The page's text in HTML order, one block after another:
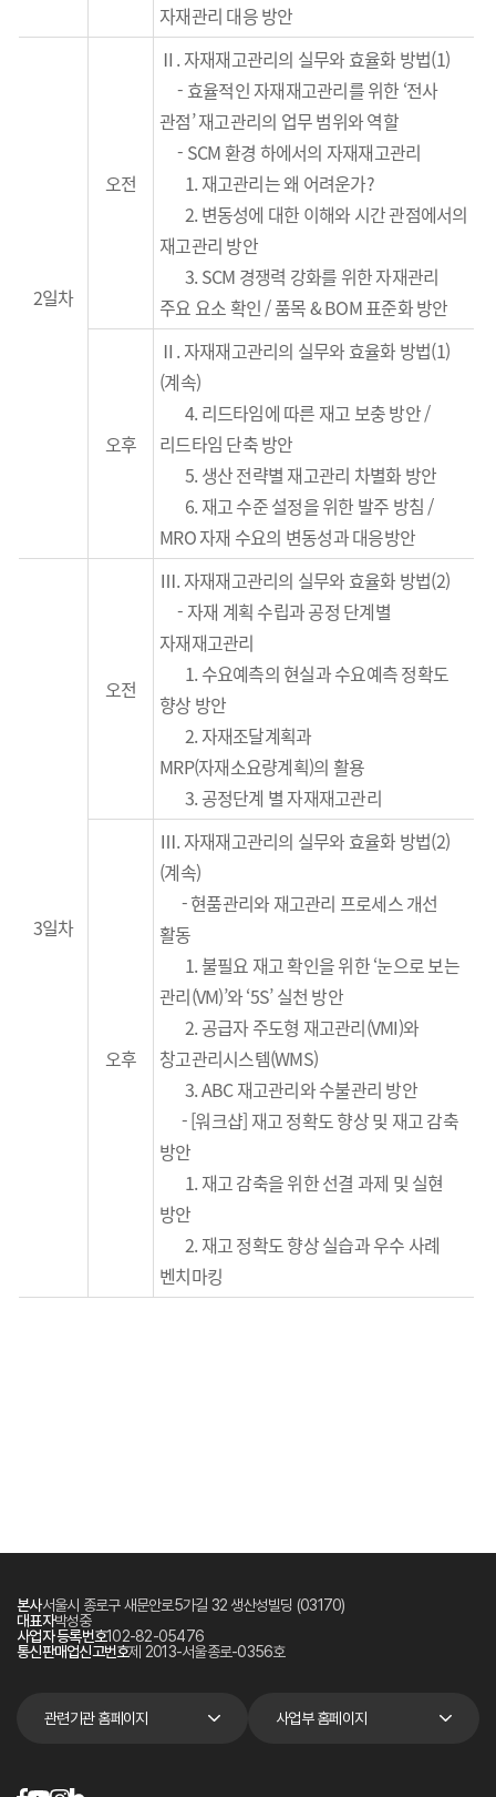
자재관리 대응 방안
2일차
오전
Ⅱ. 자재재고관리의 실무와 효율화 방법(1)
-효율적인 자재재고관리를 위한 ‘전사
관점’재고관리의 업무 범위와 역할
- SCM 환경 하에서의 자재재고관리
1. 재고관리는 왜 어려운가?
2. 변동성에 대한 이해와 시간 관점에서의
재고관리 방안
3. SCM 경쟁력 강화를 위한자재관리
주요 요소 확인/품목&BOM표준화 방안
오후
Ⅱ. 자재재고관리의 실무와 효율화 방법(1)
(계속)
4. 리드타임에 따른 재고 보충 방안/
리드타임 단축방안
5. 생산전략별 재고관리 차별화 방안
6. 재고 수준 설정을 위한 발주 방침 /
MRO자재 수요의 변동성과 대응방안
3일차
오전
Ⅲ. 자재재고관리의 실무와 효율화 방법(2)
- 자재 계획 수립과 공정 단계별
자재재고관리
1. 수요예측의 현실과 수요예측 정확도
향상 방안
2. 자재조달계획과
MRP(자재소요량계획)의 활용
3. 공정단계 별 자재재고관리
오후
Ⅲ. 자재재고관리의 실무와 효율화 방법(2)
(계속)
- 현품관리와 재고관리 프로세스 개선
활동
1.불필요 재고 확인을 위한‘눈으로 보는
관리(VM)’와‘5S’실천 방안
2. 공급자 주도형 재고관리(VMI)와
창고관리시스템(WMS)
3.ABC재고관리와수불관리 방안
- [워크샵] 재고 정확도 향상 및 재고 감축
방안
1. 재고 감축을 위한 선결 과제 및 실현
방안
2. 재고 정확도향상 실습과 우수 사례
벤치마킹
본사서울시 종로구 새문안로5가길 32 생산성빌딩 (03170)
대표자박성중
사업자 등록번호102-82-05476
통신판매업신고번호제 2013-서울종로-0356호
관련기관 홈페이지 사업부 홈페이지